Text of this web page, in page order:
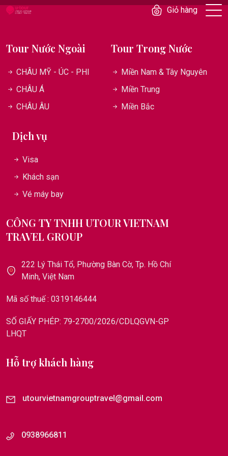
Giỏ hàng
Tour Nước Ngoài
CHÂU MỸ - ÚC - PHI
CHÂU Á
CHÂU ÂU
Tour Trong Nước
Miền Nam & Tây Nguyên
Miền Trung
Miền Bắc
Dịch vụ
Visa
Khách sạn
Vé máy bay
CÔNG TY TNHH UTOUR VIETNAM
TRAVEL GROUP
222 Lý Thái Tổ, Phường Bàn Cờ, Tp. Hồ Chí
Minh, Việt Nam
Mã số thuế : 0319146444
SỐ GIẤY PHÉP: 79-2700/2026/CDLQGVN-GP
LHQT
Hỗ trợ khách hàng
utourvietnamgrouptravel@gmail.com
0938966811